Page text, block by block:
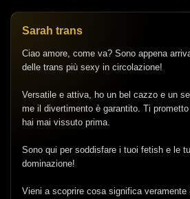
Sarah trans
Ciao amore, come va? Sono appena
delle trans più sexy in circolazione!
Versatile e attiva, ho un bel cazzo e un
me il divertimento è garantito. Ti
hai mai vissuto prima.
Sono qui per soddisfare i tuoi fetish e le
dominazione!
Vieni a scoprire cosa significa